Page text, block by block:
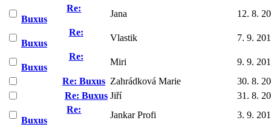
Re:
Buxus
Jana
12. 8.
Re:
Buxus
Vlastik
7. 9.
Re:
Buxus
Miri
9. 9.
Re: Buxus Zahrádková Marie
30. 8.
Re: Buxus Jiří
31. 8.
Re:
Buxus
Jankar Profi
3. 9.